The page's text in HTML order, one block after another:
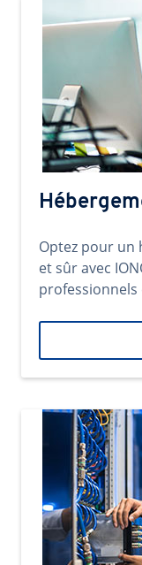
Optez pour un
et sûr avec